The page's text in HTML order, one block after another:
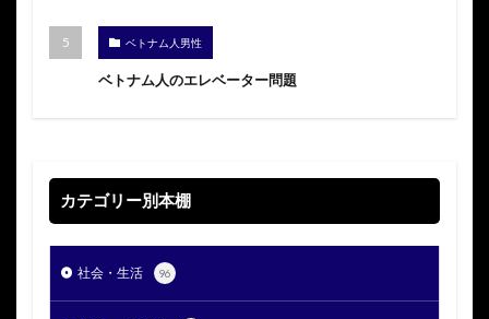
ベトナム人男性
ベトナム人のエレベーター問題
カテゴリー別本棚
社会・生活 96